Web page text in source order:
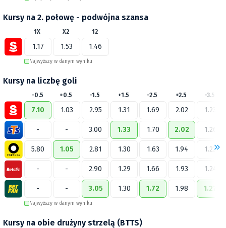
Kursy na 2. połowę - podwójna szansa
1X X2 12
1.17 1.53 1.46
Najwyższy w danym wyniku
Kursy na liczbę goli
-0.5 +0.5 -1.5 +1.5 -2.5 +2.5 -3.5
7.10 1.03 2.95 1.31 1.69 2.02 1.23
- - 3.00 1.33 1.70 2.02 1.26
5.80 1.05 2.81 1.30 1.63 1.94 1.23
- - 2.90 1.29 1.66 1.93 1.24
- - 3.05 1.30 1.72 1.98 1.27
Najwyższy w danym wyniku
Kursy na obie drużyny strzelą (BTTS)